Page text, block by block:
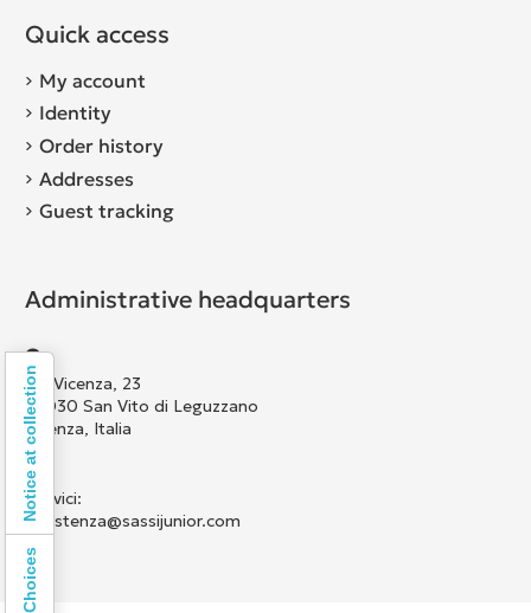
Quick access
My account
Identity
Order history
Addresses
Guest tracking
Administrative headquarters
Via Vicenza, 23
36030 San Vito di Leguzzano
Vicenza, Italia
Scrivici:
assistenza@sassijunior.com
Notice at collection